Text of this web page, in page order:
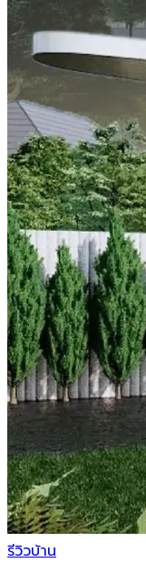
รีวิวบ้าน